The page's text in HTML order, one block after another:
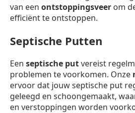
van een ontstoppingsveer om
efficiënt te ontstoppen.
Septische Putten
Een septische putvereist
problemen te voorkomen. Onze
ervoor dat jouw septische put
geleegd en schoongemaakt,
en verstoppingen worden